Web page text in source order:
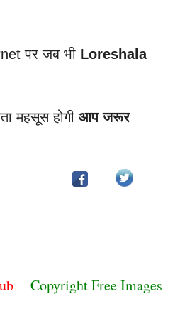
पर जब भी Loreshala
महसूस होगी आप जरूर
Copyright Free Images